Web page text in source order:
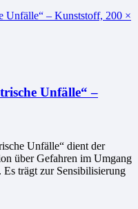
Unfälle“ –
Unfälle“ dient der
über Gefahren im Umgang
trägt zur Sensibilisierung